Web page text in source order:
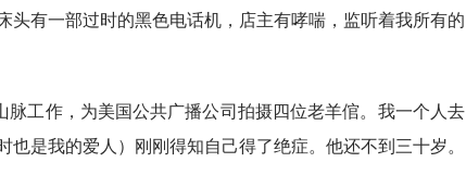
头有一部过时的黑色电话机，店主有哮喘，监听着我所有的
脉工作，为美国公共广播公司拍摄四位老羊倌。我一个人去
是我的爱人）刚刚得知自己得了绝症。他还不到三十岁。